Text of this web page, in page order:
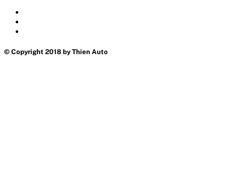
© Copyright 2018 by Thien Auto